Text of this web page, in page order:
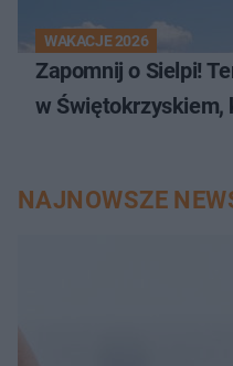
WAKACJE 2026
Zapomnij o Sielpi!
w
NAJNOWSZE